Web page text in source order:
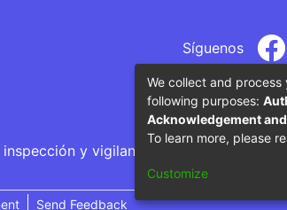
Síguenos
y vigilancia por parte del
Send Feedback
We collect and
following purposes:
Acknowledgement
To learn more, please
Customize